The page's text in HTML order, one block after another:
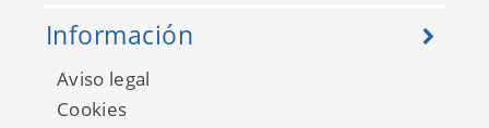
Información
Aviso legal
Cookies